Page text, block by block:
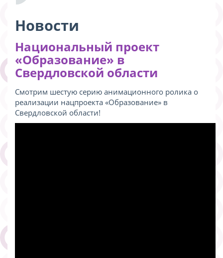
Новости
Национальный проект
«Образование» в
Свердловской области
Смотрим шестую серию анимационного ролика о
реализации нацпроекта «Образование» в
Свердловской области!